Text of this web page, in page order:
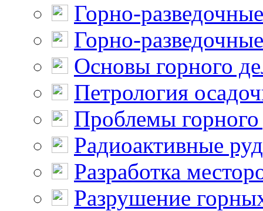
Горно-
Горно-
Основы горного
Петрология
Проблемы горного
Радиоактивные
Разработка
Разрушение